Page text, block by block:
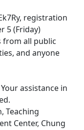
registration
5 (Friday)
from all public
and anyone
assistance in
Teaching
Center, Chung